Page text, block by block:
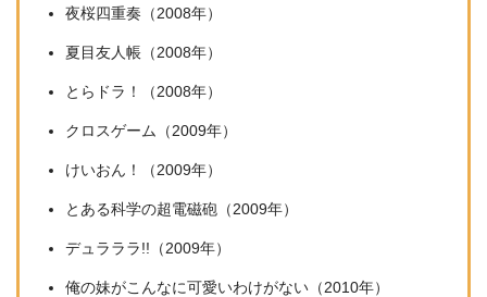
夜桜四重奏（2008年）
夏目友人帳（2008年）
とらドラ！（2008年）
クロスゲーム（2009年）
けいおん！（2009年）
とある科学の超電磁砲（2009年）
デュラララ!!（2009年）
俺の妹がこんなに可愛いわけがない（2010年）